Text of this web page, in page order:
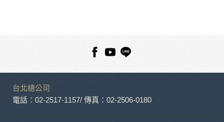
錄等，做為我們增進網站服務的參考依據，此記錄為內部應
外，我們會視需要公佈統計數據及說明文字，但不涉及特定個
人之資料。
的個人資料揭露予第三人或使用於蒐集目的以外之其他用途。
台北總公司
電話：02-2517-1157/ 傳真：02-2506-0180